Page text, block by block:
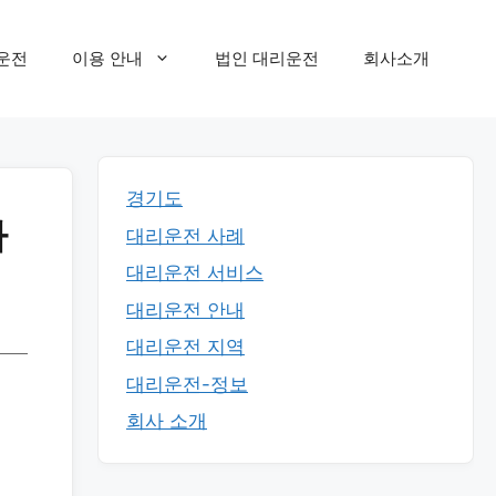
전 이용 안내 법인 대리운전 회사소개
경기도
대리운전 사례
대리운전 서비스
대리운전 안내
대리운전 지역
대리운전-정보
회사 소개